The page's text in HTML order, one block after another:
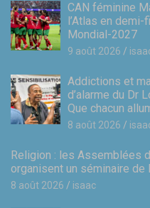
CAN féminine
l’Atlas en
Mondial-2027
9 août 2026
Addictions et
d’alarme du Dr
Que chacun
8 août 2026
Religion : les Assemblées
organisent un séminaire
8 août 2026 isaac